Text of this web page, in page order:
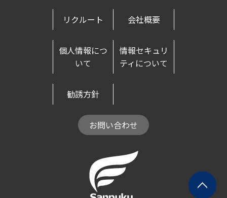
リクルート 会社概要
個人情報につ
いて
情報セキュリ
ティについて
勧誘方針
お問い合わせ